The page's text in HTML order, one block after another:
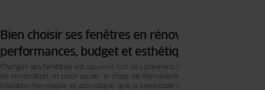
Bien choisir ses fenêtres en rénovation :
performances, budget et esthétique
Changer ses fenêtres est souvent l’un des premiers réflexes lors d’un projet
de rénovation, et pour cause : le choix de menuiseries influencera autant
l’isolation thermique et acoustique que la luminosité ou encore le style de